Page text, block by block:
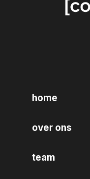
home
over ons
team